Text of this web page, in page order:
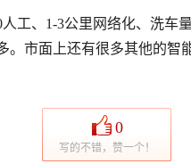
工、1-3公里网络化、洗车
。市面上还有很多其他的智
0
写的不错，赞一个！